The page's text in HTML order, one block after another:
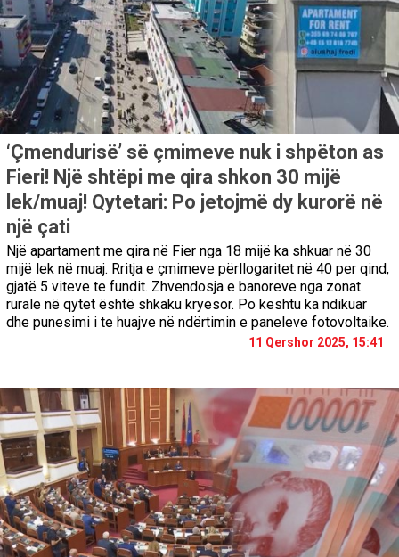
‘Çmendurisë’ së çmimeve nuk i shpëton as
Fieri! Një shtëpi me qira shkon 30 mijë
lek/muaj! Qytetari: Po jetojmë dy kurorë në
një çati
Një apartament me qira në Fier nga 18 mijë ka shkuar në 30
mijë lek në muaj. Rritja e çmimeve përllogaritet në 40 per qind,
gjatë 5 viteve te fundit. Zhvendosja e banoreve nga zonat
rurale në qytet është shkaku kryesor. Po keshtu ka ndikuar
dhe punesimi i te huajve në ndërtimin e paneleve fotovoltaike.
11 Qershor 2025, 15:41